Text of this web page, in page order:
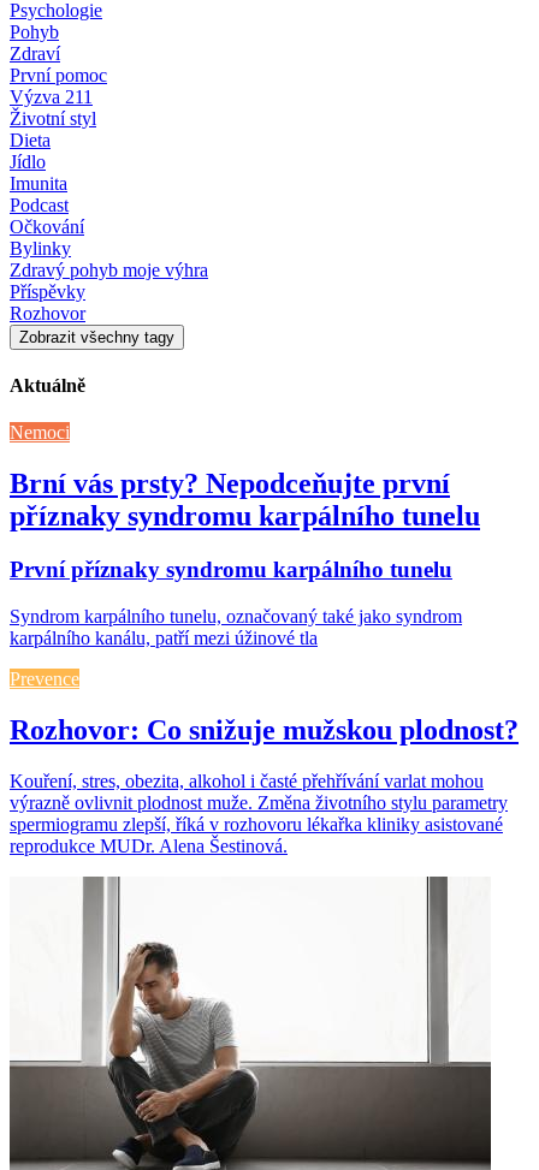
Psychologie
Pohyb
Zdraví
První pomoc
Výzva 211
Životní styl
Dieta
Jídlo
Imunita
Podcast
Očkování
Bylinky
Zdravý pohyb moje výhra
Příspěvky
Rozhovor
Zobrazit všechny tagy
Aktuálně
Nemoci
Brní vás prsty? Nepodceňujte první
příznaky syndromu karpálního tunelu
První příznaky syndromu karpálního tunelu
Syndrom karpálního tunelu, označovaný také jako syndrom
karpálního kanálu, patří mezi úžinové tla
Prevence
Rozhovor: Co snižuje mužskou plodnost?
Kouření, stres, obezita, alkohol i časté přehřívání varlat mohou
výrazně ovlivnit plodnost muže. Změna životního stylu parametry
spermiogramu zlepší, říká v rozhovoru lékařka kliniky asistované
reprodukce MUDr. Alena Šestinová.